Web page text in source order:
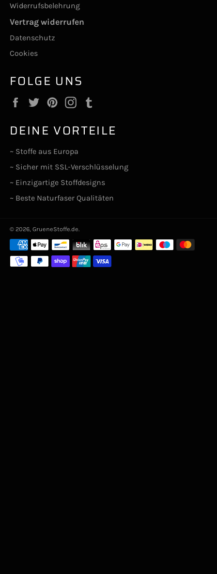
Widerrufsbelehrung
Vertrag widerrufen
Datenschutz
Cookies
FOLGE UNS
FacebookTwitterPinterestInstagram
DEINE VORTEILE
~ Stoffe aus Europa
~ Sicher mit SSL-Verschlüsselung
~ Einzigartige Stoffdesigns
~ Beste Naturfaser Qualitäten
© 2026, GrueneStoffe.de.
Zahlungsarten